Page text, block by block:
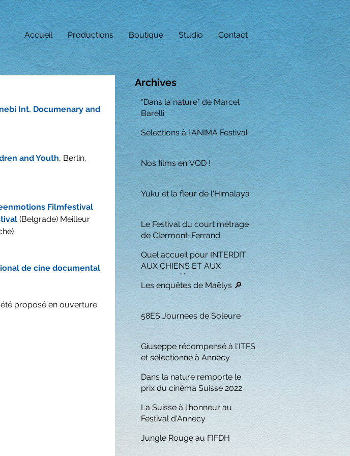
Accueil Productions Boutique Studio Contact
Int. Documenary and
and Youth, Berlin,
Filmfestival
(Belgrade) Meilleur
de cine documental
été proposé en ouverture
Archives
"Dans la nature" de Marcel
Barelli
Sélections à l'ANIMA Festival
Nos films en VOD !
Yuku et la fleur de l'Himalaya
Le Festival du court métrage
de Clermont-Ferrand
Quel accueil pour INTERDIT
AUX CHIENS ET AUX
ITALIENS 🏆
Les enquêtes de Maëlys 🔎
58ES Journées de Soleure
Giuseppe récompensé à l'ITFS
et sélectionné à Annecy
Dans la nature remporte le
prix du cinéma Suisse 2022
La Suisse à l'honneur au
Festival d'Annecy
Jungle Rouge au FIFDH